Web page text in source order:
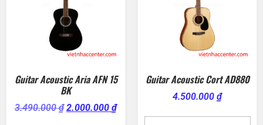
Guitar Acoustic Aria AFN 15
BK
3.490.000₫ 2.000.000 ₫
Guitar Acoustic Cort AD880
4.500.000 ₫